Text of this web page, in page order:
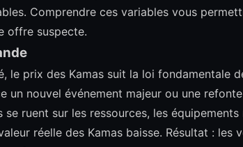
Comprendre ces variables vous
offre suspecte.
le prix des Kamas suit la loi fondamentale
un nouvel événement majeur ou une
se ruent sur les ressources, les
réelle des Kamas baisse. Résultat : les